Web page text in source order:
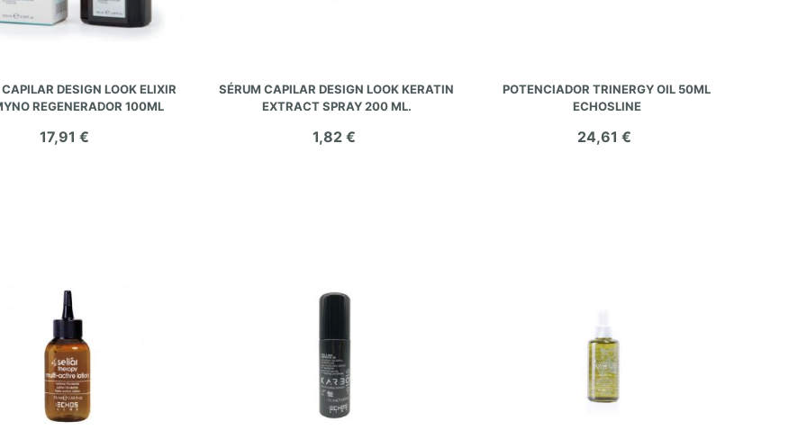
DESIGN LOOK ELIXIR
REGENERADOR 100ML
17,91 €
SÉRUM CAPILAR DESIGN LOOK KERATIN
EXTRACT SPRAY 200 ML.
1,82 €
POTENCIADOR TRINERGY OIL 50ML
ECHOSLINE
24,61 €